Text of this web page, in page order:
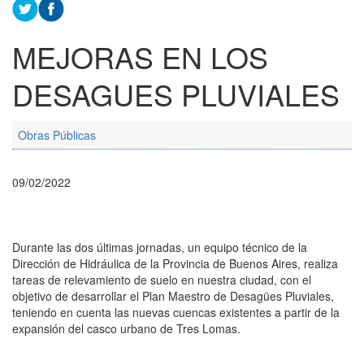
MEJORAS EN LOS
DESAGUES PLUVIALES
Obras Públicas
09/02/2022
Durante las dos últimas jornadas, un equipo técnico de la
Dirección de Hidráulica de la Provincia de Buenos Aires, realiza
tareas de relevamiento de suelo en nuestra ciudad, con el
objetivo de desarrollar el Plan Maestro de Desagües Pluviales,
teniendo en cuenta las nuevas cuencas existentes a partir de la
expansión del casco urbano de Tres Lomas.